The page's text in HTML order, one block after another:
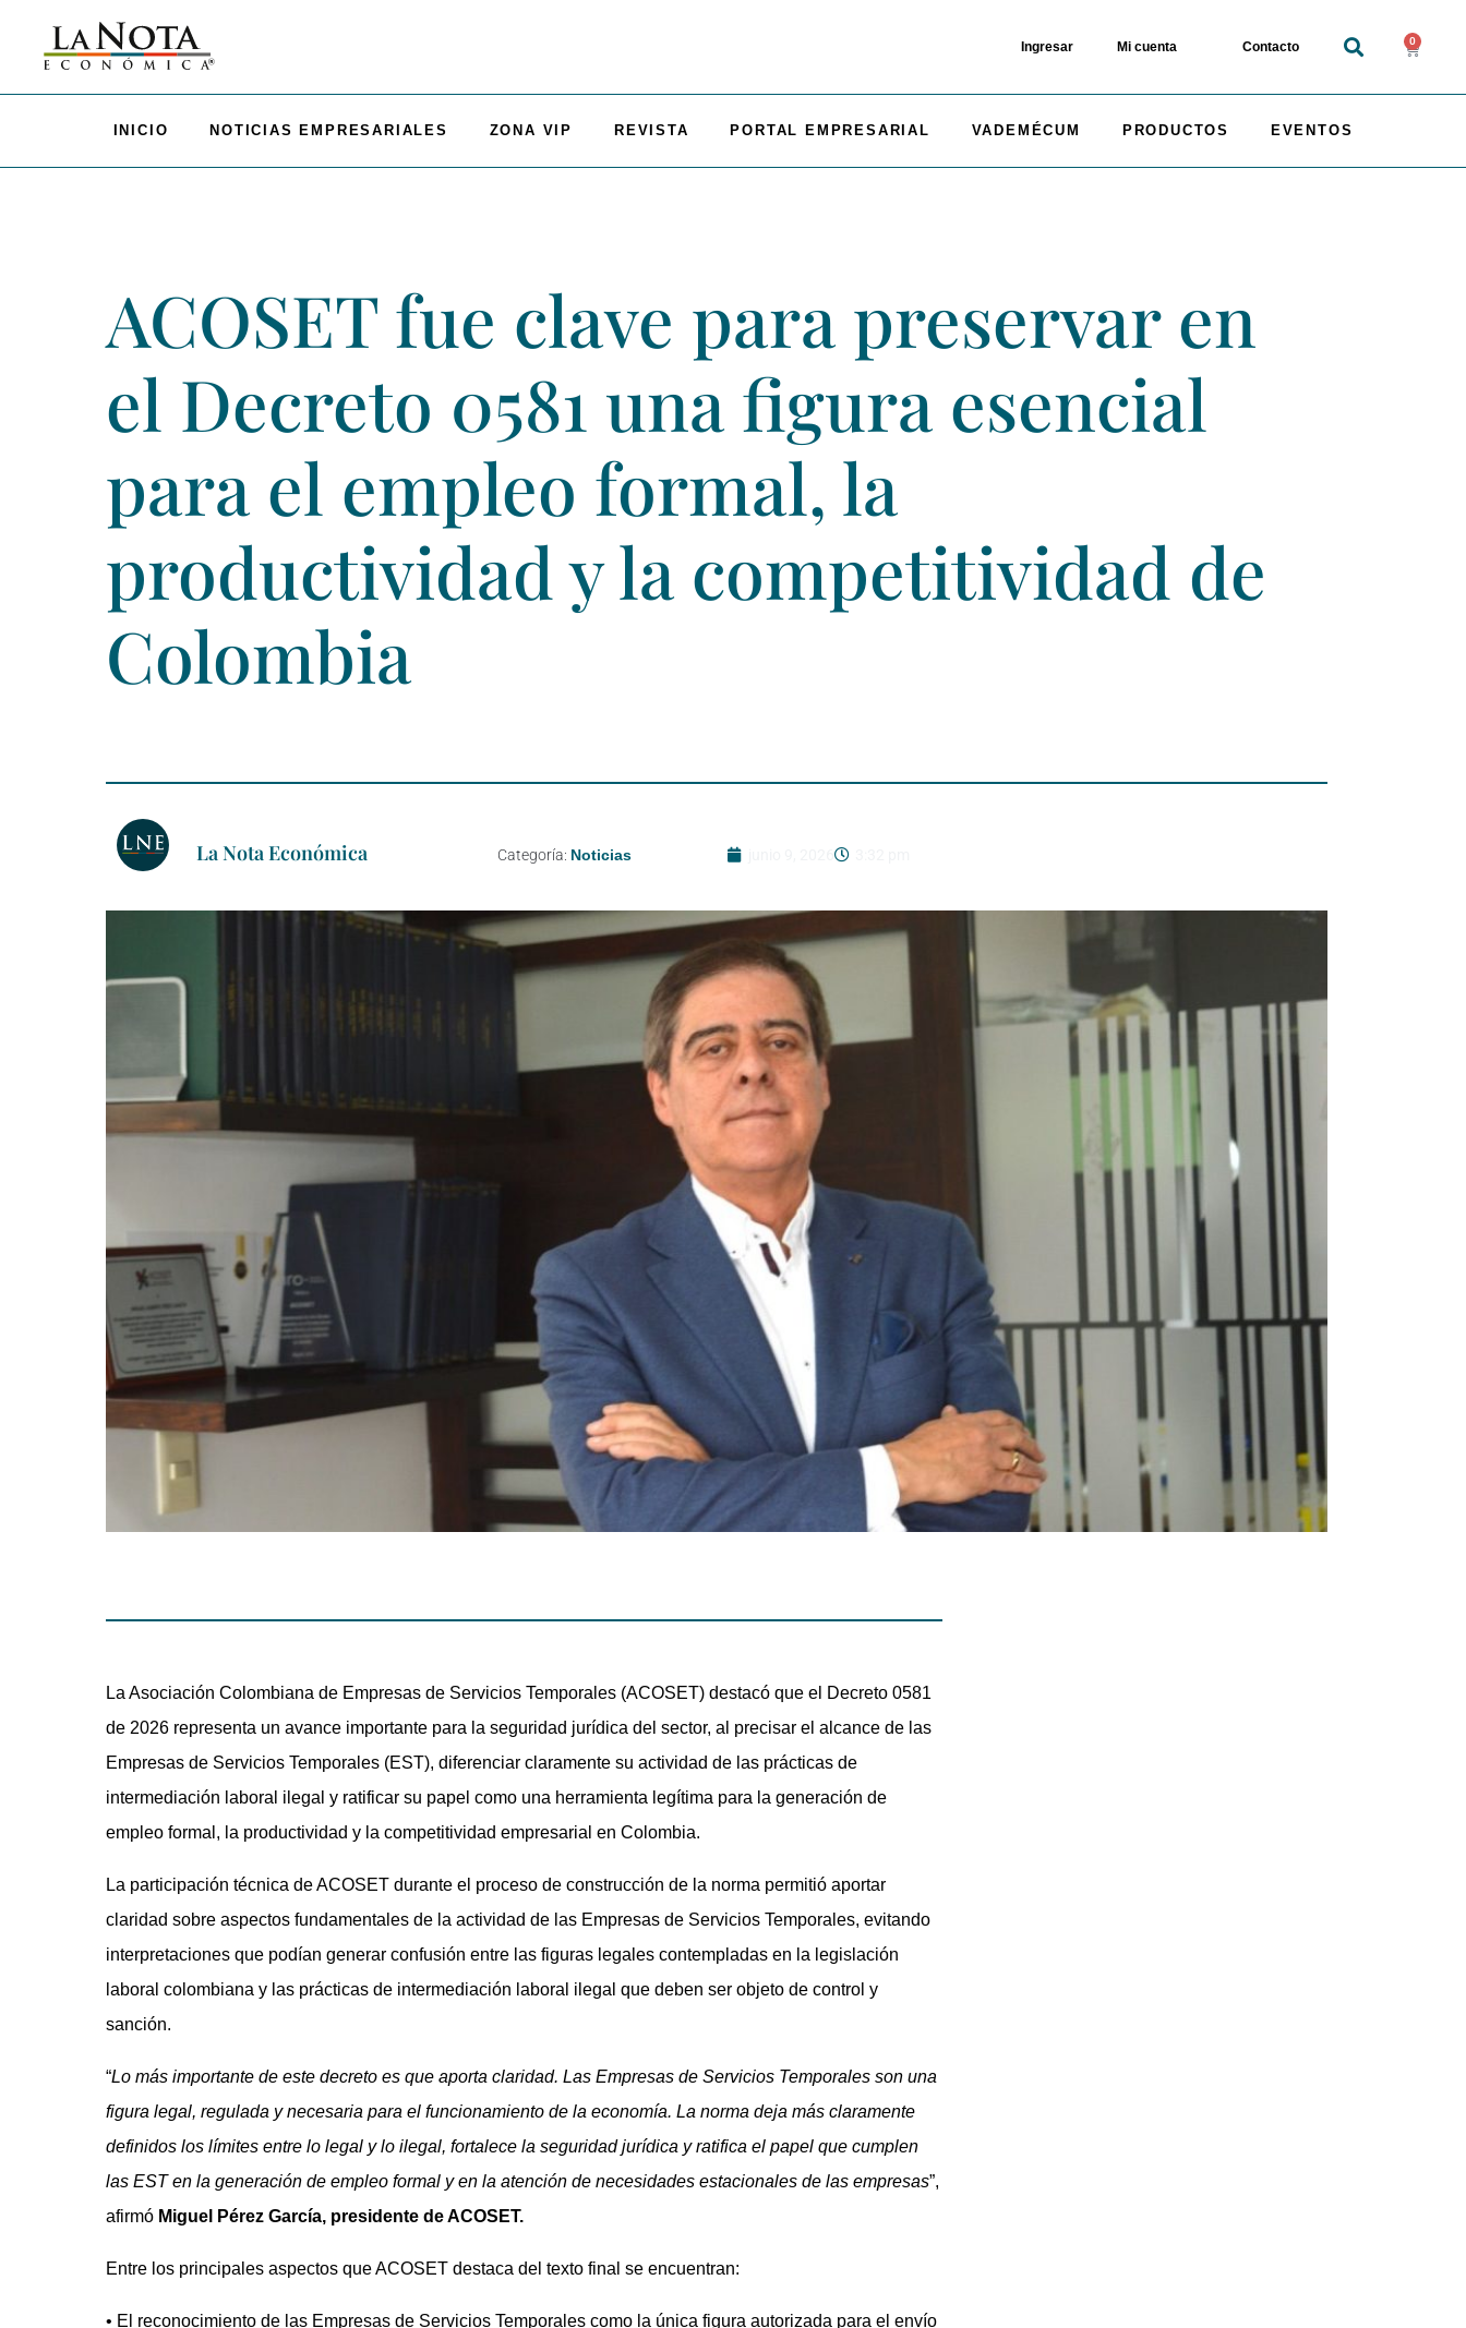
Ingresar Mi cuenta Contacto 0
INICIO NOTICIAS EMPRESARIALES ZONA VIP REVISTA PORTAL EMPRESARIAL VADEMÉCUM PRODUCTOS EVENTOS
ACOSET fue clave para preservar en
el Decreto 0581 una figura esencial
para el empleo formal, la
productividad y la competitividad de
Colombia
La Nota Económica Categoría: Noticias
La Asociación Colombiana de Empresas de Servicios Temporales (ACOSET) destacó que el Decreto 0581
de 2026 representa un avance importante para la seguridad jurídica del sector, al precisar el alcance de las
Empresas de Servicios Temporales (EST), diferenciar claramente su actividad de las prácticas de
intermediación laboral ilegal y ratificar su papel como una herramienta legítima para la generación de
empleo formal, la productividad y la competitividad empresarial en Colombia.
La participación técnica de ACOSET durante el proceso de construcción de la norma permitió aportar
claridad sobre aspectos fundamentales de la actividad de las Empresas de Servicios Temporales, evitando
interpretaciones que podían generar confusión entre las figuras legales contempladas en la legislación
laboral colombiana y las prácticas de intermediación laboral ilegal que deben ser objeto de control y
sanción.
“Lo más importante de este decreto es que aporta claridad. Las Empresas de Servicios Temporales son una
figura legal, regulada y necesaria para el funcionamiento de la economía. La norma deja más claramente
definidos los límites entre lo legal y lo ilegal, fortalece la seguridad jurídica y ratifica el papel que cumplen
las EST en la generación de empleo formal y en la atención de necesidades estacionales de las empresas”,
afirmó Miguel Pérez García, presidente de ACOSET.
Entre los principales aspectos que ACOSET destaca del texto final se encuentran:
• El reconocimiento de las Empresas de Servicios Temporales como la única figura autorizada para el envío